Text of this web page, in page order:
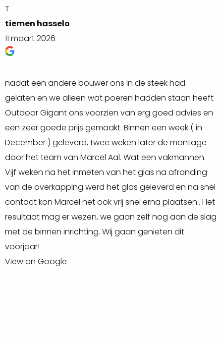
De 4 meter douglas plank biedt iets meer flexibiliteit en
mogelijkheden voor grotere projecten. Het is geschikt
voor het bouwen van schuttingen, terrassen of het
creëren van grotere plantenbakken. Met deze lengte
waardoor het een slimme keuze kan zijn.
Ongeacht de maat die je kiest, biedt de douglas plank
tal van voordelen. Douglas hout staat bekend om zijn
duurzaamheid, weerstand tegen rot en insecten, en
de aantrekkelijke roodbruine kleur die na verloop van
tijd vergrijsd. Dit kun je tegengaan door het hout van te
voren tebeitsen. Dit zorgt ervoor dat het hout zijn
originele kleur behoud, dit is zowel mogelijk in de
originele kleur of in het zwart. Bovendien is het hout
relatief gemakkelijk te bewerken, waardoor het ideaal is
voor zowel ervaren bouwers als hobbyisten.
T
tiemen hasselo
11 maart 2026
nadat een andere bouwer ons in de steek had
gelaten en we alleen wat poeren hadden staan heeft
Outdoor Gigant ons voorzien van erg goed advies en
een zeer goede prijs gemaakt. Binnen een week ( in
December ) geleverd, twee weken later de montage
door het team van Marcel Aal. Wat een vakmannen.
Vijf weken na het inmeten van het glas na afronding
van de overkapping werd het glas geleverd en na snel
contact kon Marcel het ook vrij snel erna plaatsen.. Het
resultaat mag er wezen, we gaan zelf nog aan de slag
met de binnen inrichting. Wij gaan genieten dit
voorjaar!
View on Google